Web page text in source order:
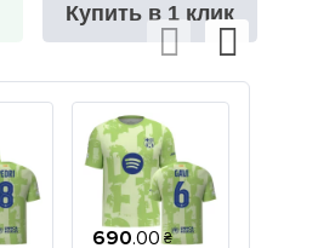
Купить в 1 клик
690.00 ₴